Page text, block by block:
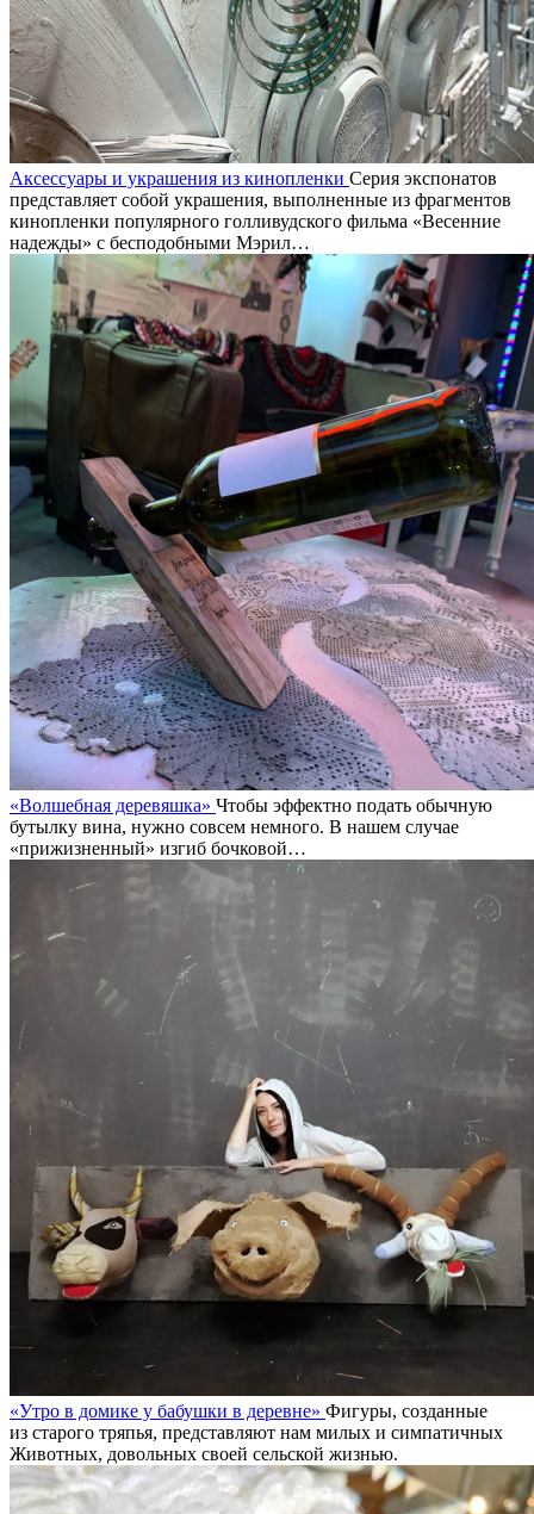
Аксессуары и украшения из кинопленки Серия экспонатов
представляет собой украшения, выполненные из фрагментов
кинопленки популярного голливудского фильма «Весенние
надежды» с бесподобными Мэрил…
«Волшебная деревяшка» Чтобы эффектно подать обычную
бутылку вина, нужно совсем немного. В нашем случае
«прижизненный» изгиб бочковой…
«Утро в домике у бабушки в деревне» Фигуры, созданные
из старого тряпья, представляют нам милых и симпатичных
Животных, довольных своей сельской жизнью.